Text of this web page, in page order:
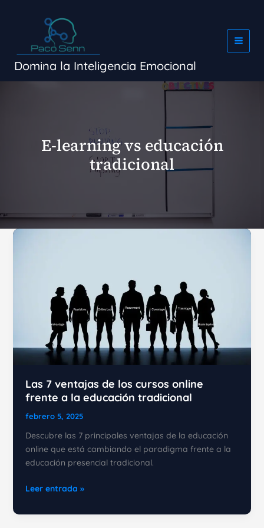
Domina la Inteligencia Emocional
E-learning vs educación
tradicional
Las 7 ventajas de los cursos online
frente a la educación tradicional
febrero 5, 2025
Descubre las 7 principales ventajas de la educación
online que está cambiando el paradigma frente a la
educación presencial tradicional.
Las
ventajas
Leer entrada »